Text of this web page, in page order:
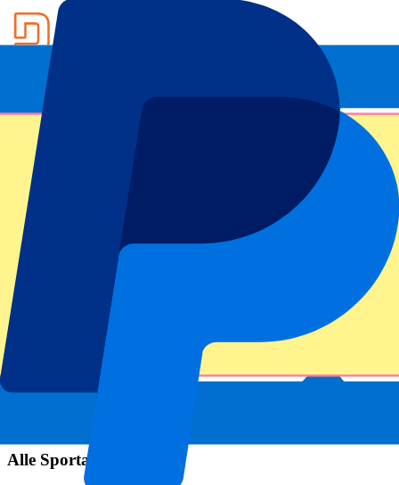
Footer menu
Top-Klubs
Manchester United
Manchester City
FC Barcelona
AC Mailand
Beliebte Events
GP Spanien
GP Niederlande
GP Italien
Alle Sportarten